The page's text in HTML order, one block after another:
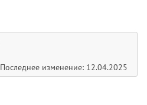
Последнее изменение: 12.04.2025